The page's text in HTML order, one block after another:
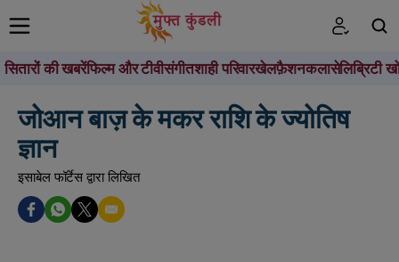
सितारों की खबरेंफिल्म और टीवीसंगीतशाही परिवारखेलफ़ैशनकलासेलिब्रिटी
जोआन बाज़ के मकर राशि के ज्योतिष
ज्ञान
इसाबेल फॉर्टेस द्वारा लिखित